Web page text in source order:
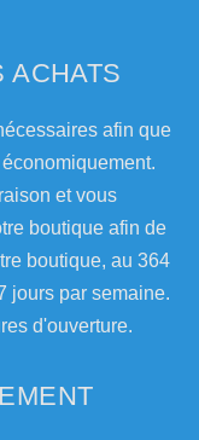
ACHATS
afin que
et vous
boutique afin de
boutique, au 364
jours par semaine.
d'ouverture.